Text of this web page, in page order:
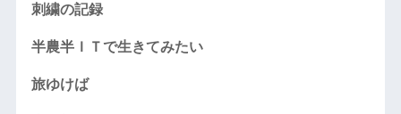
刺繍の記録
半農半ＩＴで生きてみたい
旅ゆけば